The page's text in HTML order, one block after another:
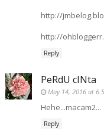
http://
http://
Reply
PeRdU cINta
May 14, 2016 at
Hehe...macam2...
Reply